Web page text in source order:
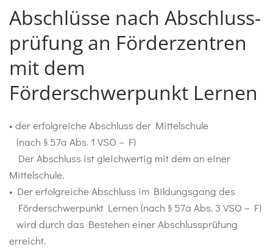
Abschlüsse nach Abschluss-
prüfung an Förderzentren
mit dem
Förderschwerpunkt Lernen
• der erfolgreiche Abschluss der Mittelschule
(nach § 57a Abs. 1 VSO – F)
Der Abschluss ist gleichwertig mit dem an einer
Mittelschule.
• Der erfolgreiche Abschluss im Bildungsgang des
Förderschwerpunkt Lernen (nach § 57a Abs. 3 VSO – F)
wird durch das Bestehen einer Abschlussprüfung
erreicht.